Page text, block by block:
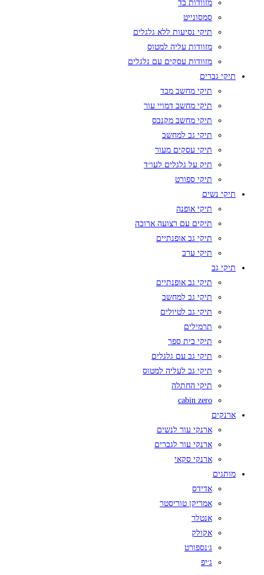
מזוודות בד
סמסונייט
תיקי נסיעות ללא גלגלים
מזוודות עליה למטוס
מזוודות עסקים עם גלגלים
תיקי גברים
תיקי מחשב מבד
תיקי מחשב דמויי עור
תיקי מחשב מקנבס
תיקי גב למחשב
תיקי עסקים מעור
תיק על גלגלים לעו״ד
תיקי ספורט
תיקי נשים
תיקי אופנה
תיקים עם רצועה ארוכה
תיקי גב אופנתיים
תיקי ערב
תיקי גב
תיקי גב אופנתיים
תיקי גב למחשב
תיקי גב לטיולים
תרמילים
תיקי בית ספר
תיקי גב עם גלגלים
תיקי גב לעליה למטוס
תיקי החתלה
cabin zero
ארנקים
ארנקי עור לנשים
ארנקי עור לגברים
ארנקי סקאי
מותגים
אדידס
אמריקן טוריסטר
אנטלר
אקולק
ג׳נספורט
ג׳יפ